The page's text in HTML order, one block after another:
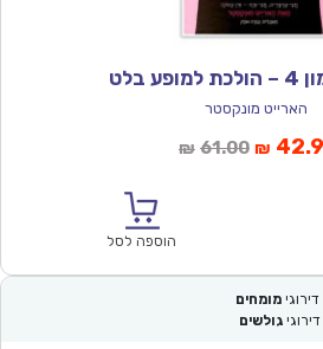
בלט
הארייט מונקסטר
₪ 61.00המחיר
₪
הוספה לסל
דירוגי מומחים
דירוגי גולשים